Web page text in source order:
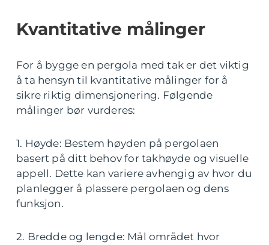
Kvantitative målinger
For å bygge en pergola med tak er det viktig
å ta hensyn til kvantitative målinger for å
sikre riktig dimensjonering. Følgende
målinger bør vurderes:
1. Høyde: Bestem høyden på pergolaen
basert på ditt behov for takhøyde og visuelle
appell. Dette kan variere avhengig av hvor du
planlegger å plassere pergolaen og dens
funksjon.
2. Bredde og lengde: Mål området hvor